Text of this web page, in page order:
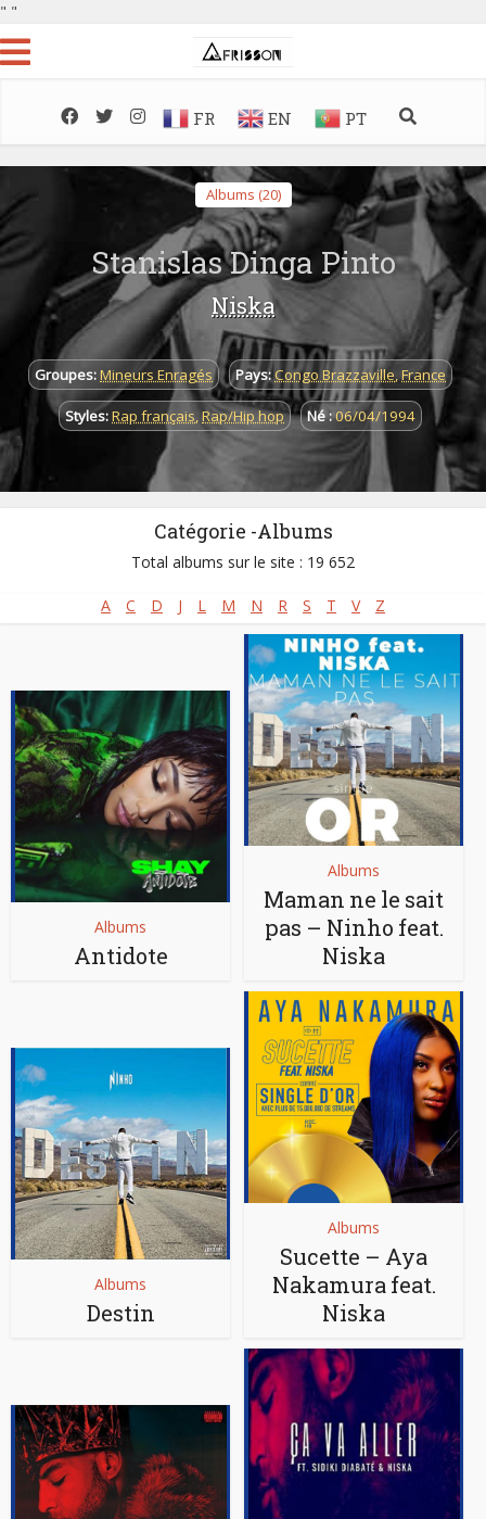
" "
FR EN PT
Albums (20)
Stanislas Dinga Pinto
Niska
Groupes:Mineurs Enragés Pays: Congo Brazzaville,France
Styles:Rap français,Rap/Hip hop Né :06/04/1994
Catégorie -Albums
Total albums sur le site : 19 652
A C D J L M N R S T V Z
Albums
Antidote
Albums
Maman ne le sait
pas – Ninho feat.
Niska
Albums
Destin
Albums
Sucette – Aya
Nakamura feat.
Niska